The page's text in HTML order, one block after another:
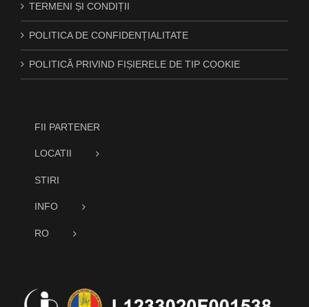
TERMENI ȘI CONDIȚII
POLITICA DE CONFIDENȚIALITATE
POLITICĂ PRIVIND FIȘIERELE DE TIP COOKIE
FII PARTENER
LOCATII
STIRI
INFO
RO